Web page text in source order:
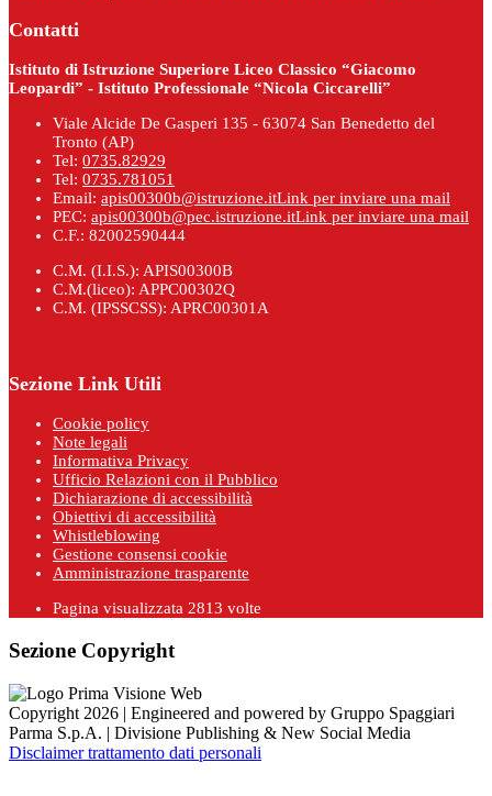
Contatti
Istituto di Istruzione Superiore Liceo Classico “Giacomo
Leopardi” - Istituto Professionale “Nicola Ciccarelli”
Viale Alcide De Gasperi 135 - 63074 San Benedetto del
Tronto (AP)
Tel: 0735.82929
Tel: 0735.781051
Email: apis00300b@istruzione.itLink per inviare una mail
PEC: apis00300b@pec.istruzione.itLink per inviare una mail
C.F.: 82002590444
C.M. (I.I.S.): APIS00300B
C.M.(liceo): APPC00302Q
C.M. (IPSSCSS): APRC00301A
Sezione Link Utili
Cookie policy
Note legali
Informativa Privacy
Ufficio Relazioni con il Pubblico
Dichiarazione di accessibilità
Obiettivi di accessibilità
Whistleblowing
Gestione consensi cookie
Amministrazione trasparente
Pagina visualizzata 2813 volte
Sezione Copyright
Copyright 2026 | Engineered and powered by Gruppo Spaggiari
Parma S.p.A. | Divisione Publishing & New Social Media
Disclaimer trattamento dati personali